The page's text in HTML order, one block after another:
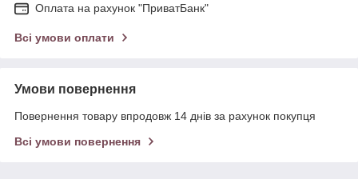
Оплата на рахунок "ПриватБанк"
Всі умови оплати
Умови повернення
Повернення товару впродовж 14 днів за рахунок покупця
Всі умови повернення